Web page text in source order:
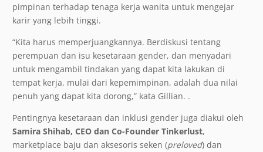
pimpinan terhadap tenaga kerja wanita untuk mengejar
karir yang lebih tinggi.
“Kita harus memperjuangkannya. Berdiskusi tentang
perempuan dan isu kesetaraan gender, dan menyadari
untuk mengambil tindakan yang dapat kita lakukan di
tempat kerja, mulai dari kepemimpinan, adalah dua nilai
penuh yang dapat kita dorong,” kata Gillian. .
Pentingnya kesetaraan dan inklusi gender juga diakui oleh
Samira Shihab, CEO dan Co-Founder Tinkerlust,
marketplace baju dan aksesoris seken (preloved) dan